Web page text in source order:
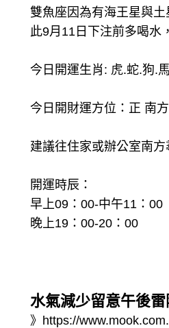
雙魚座因為有海王星與
此9月11日下注前多喝水
今日開運生肖: 虎.蛇.狗.馬
今日開財運方位：正 南方
建議往住家或辦公室南
開運時辰：
早上09：00-中午11：00
晚上19：00-20：00
水氣減少留意午後
》 https://